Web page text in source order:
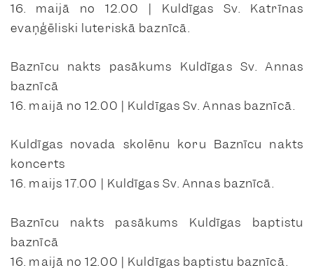
16. maijā no 12.00 | Kuldīgas Sv. Katrīnas
evaņģēliski luteriskā baznīcā.
Baznīcu nakts pasākums Kuldīgas Sv. Annas
baznīcā
16. maijā no 12.00 | Kuldīgas Sv. Annas baznīcā.
Kuldīgas novada skolēnu koru Baznīcu nakts
koncerts
16. maijs 17.00 | Kuldīgas Sv. Annas baznīcā.
Baznīcu nakts pasākums Kuldīgas baptistu
baznīcā
16. maijā no 12.00 | Kuldīgas baptistu baznīcā.